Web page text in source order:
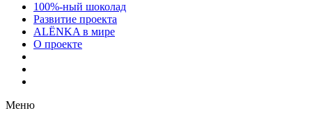
100%-ный шоколад
Развитие проекта
ALЁNKA в мире
О проекте
Меню